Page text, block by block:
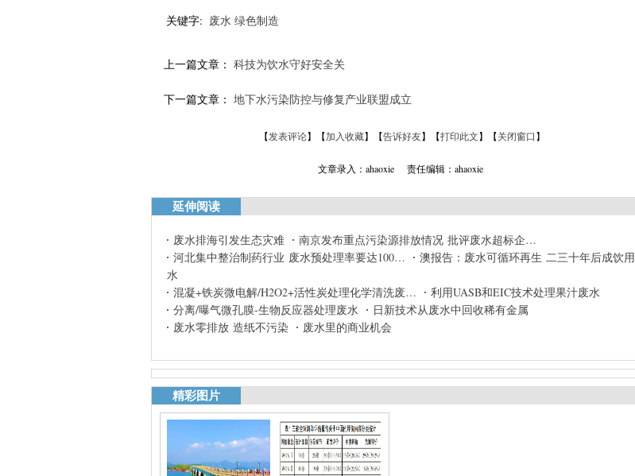
关键字: 废水 绿色制造
上一篇文章： 科技为饮水守好安全关
下一篇文章： 地下水污染防控与修复产业联盟成立
【发表评论】【加入收藏】【告诉好友】【打印此文】【关闭窗口】
文章录入：ahaoxie 责任编辑：ahaoxie
延伸阅读
废水排海引发生态灾难
南京发布重点污染源排放情况 批评废水超标企…
河北集中整治制药行业 废水预处理率要达100…
澳报告：废水可循环再生 二三十年后成饮用
水
混凝+铁炭微电解/H2O2+活性炭处理化学清洗废…
利用UASB和EIC技术处理果汁废水
分离/曝气微孔膜-生物反应器处理废水
日新技术从废水中回收稀有金属
废水零排放 造纸不污染
废水里的商业机会
精彩图片